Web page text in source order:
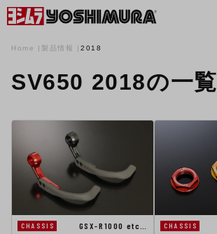
Home 製品情報 2018
SV650 2018の一覧
CHASSIS
GSX-R1000 etc…
CHASSIS